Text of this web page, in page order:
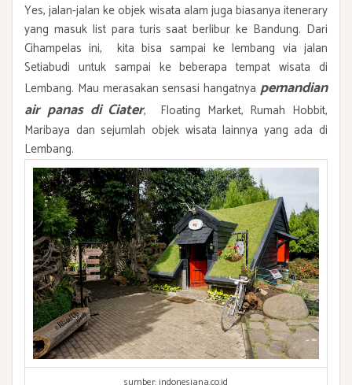
Yes, jalan-jalan ke objek wisata alam juga biasanya itenerary
yang masuk list para turis saat berlibur ke Bandung. Dari
Cihampelas ini, kita bisa sampai ke lembang via jalan
Setiabudi untuk sampai ke beberapa tempat wisata di
Lembang. Mau merasakan sensasi hangatnya pemandian
air panas di Ciater, Floating Market, Rumah Hobbit,
Maribaya dan sejumlah objek wisata lainnya yang ada di
Lembang.